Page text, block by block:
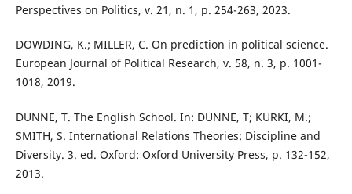
Perspectives on Politics, v. 21, n. 1, p. 254-263, 2023.
DOWDING, K.; MILLER, C. On prediction in political science.
European Journal of Political Research, v. 58, n. 3, p. 1001-
1018, 2019.
DUNNE, T. The English School. In: DUNNE, T; KURKI, M.;
SMITH, S. International Relations Theories: Discipline and
Diversity. 3. ed. Oxford: Oxford University Press, p. 132-152,
2013.